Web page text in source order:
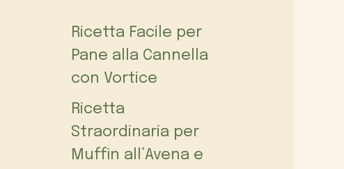
Ricetta Facile per
Pane alla Cannella
con Vortice
Ricetta
Straordinaria per
Muffin all’Avena e